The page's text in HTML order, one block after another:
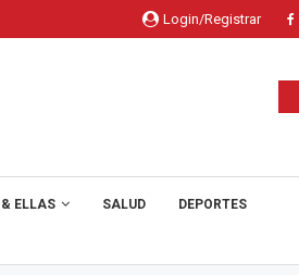
Login/Registrar
& ELLAS SALUD DEPORTES